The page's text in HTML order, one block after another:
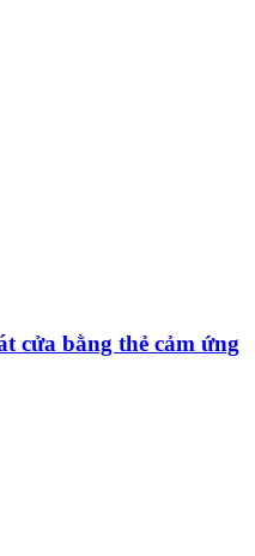
cửa bằng thẻ cảm ứng